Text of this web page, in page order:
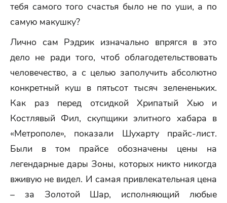
тебя самого того счастья было не по уши, а по
самую макушку?
Лично сам Рэдрик изначально впрягся в это
дело не ради того, чтоб облагодетельствовать
человечество, а с целью заполучить абсолютно
конкретный куш в пятьсот тысяч зелененьких.
Как раз перед отсидкой Хрипатый Хью и
Костлявый Фил, скупщики элитного хабара в
«Метрополе», показали Шухарту прайс-лист.
Были в том прайсе обозначены цены на
легендарные дары Зоны, которых никто никогда
вживую не видел. И самая привлекательная цена
– за Золотой Шар, исполняющий любые